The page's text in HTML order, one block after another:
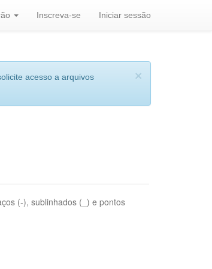
Inscreva-se Iniciar sessão
×
acesso a arquivos
(-), sublinhados (_) e pontos